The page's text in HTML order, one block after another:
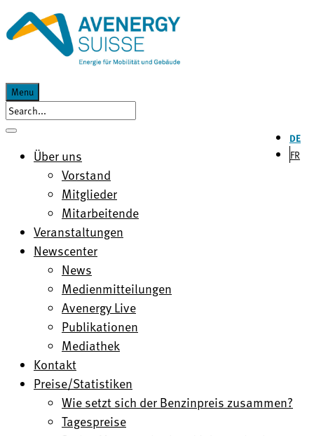
Menu
DE
FR
Über uns
Vorstand
Mitglieder
Mitarbeitende
Veranstaltungen
Newscenter
News
Medienmitteilungen
Avenergy Live
Publikationen
Mediathek
Kontakt
Preise/Statistiken
Wie setzt sich der Benzinpreis zusammen?
Tagespreise